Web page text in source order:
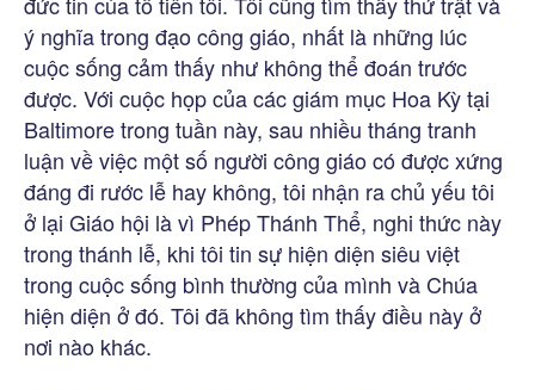
ý nghĩa trong đạo công giáo, nhất là những lúc
cuộc sống cảm thấy như không thể đoán trước
được. Với cuộc họp của các giám mục Hoa Kỳ tại
Baltimore trong tuần này, sau nhiều tháng tranh
luận về việc một số người công giáo có được xứng
đáng đi rước lễ hay không, tôi nhận ra chủ yếu tôi
ở lại Giáo hội là vì Phép Thánh Thể, nghi thức này
trong thánh lễ, khi tôi tin sự hiện diện siêu việt
trong cuộc sống bình thường của mình và Chúa
hiện diện ở đó. Tôi đã không tìm thấy điều này ở
nơi nào khác.